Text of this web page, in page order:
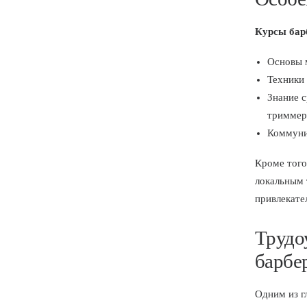
Курсы
Основы
Знание
Кроме
локальным
Одним из